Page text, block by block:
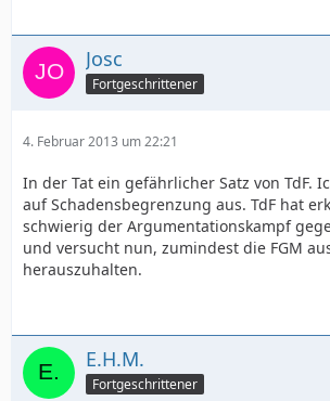
Josc
Fortgeschrittener
4. Februar 2013 um 22:21
In der Tat ein gefährlicher Satz von TdF.
auf Schadensbegrenzung aus. TdF hat
schwierig der Argumentationskampf
und versucht nun, zumindest die FGM
herauszuhalten.
E.H.M.
Fortgeschrittener